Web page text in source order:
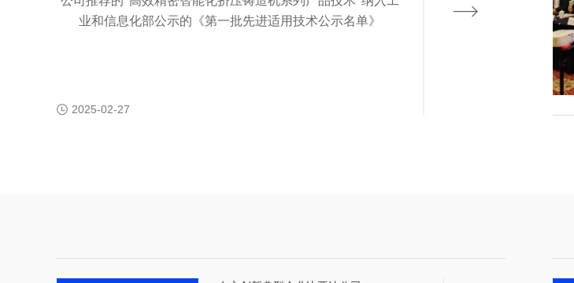
业和信息化部公示的《第一批先进适用技术公示名单》
2025-02-27